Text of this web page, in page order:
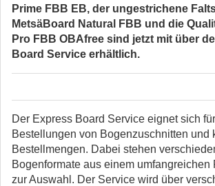
Prime FBB EB, der ungestrichene
MetsäBoard Natural FBB und die
Pro FBB OBAfree sind jetzt mit über
Board Service erhältlich.
Der Express Board Service eignet sich
Bestellungen von Bogenzuschnitten und
Bestellmengen. Dabei stehen
Bogenformate aus einem umfangreichen
zur Auswahl. Der Service wird über